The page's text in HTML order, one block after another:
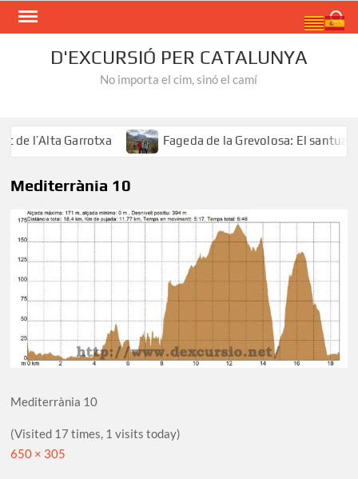
Skip
D'EXCURSIÓ PER CATALUNYA
No importa el cim, sinó el camí
l’Alta Garrotxa Fageda de la Grevolosa: El santuari
Mediterrània 10
Mediterrània 10
(Visited 17 times, 1 visits today)
Full
650 × 305